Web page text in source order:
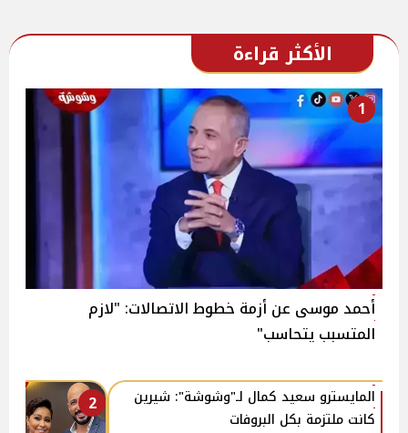
الأكثر قراءة
1
أحمد موسى عن أزمة خطوط الاتصالات: "لازم
المتسبب يتحاسب"
2
المايسترو سعيد كمال لـ"وشوشة": شيرين
كانت ملتزمة بكل البروفات